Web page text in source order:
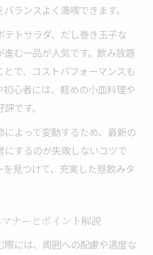
ランスよく満喫できます。
テトサラダ、だし巻き玉子な
進む一品が人気です。飲み放題
で、コストパフォーマンスも
心者には、軽めの小皿料理や
です。
によって変動するため、最新の
にするのが失敗しないコツで
見つけて、充実した昼飲みタ
ナーとポイント解説
には、周囲への配慮や適度な